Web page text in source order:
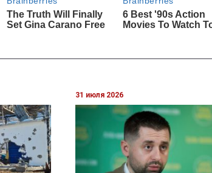
31 июля 2026